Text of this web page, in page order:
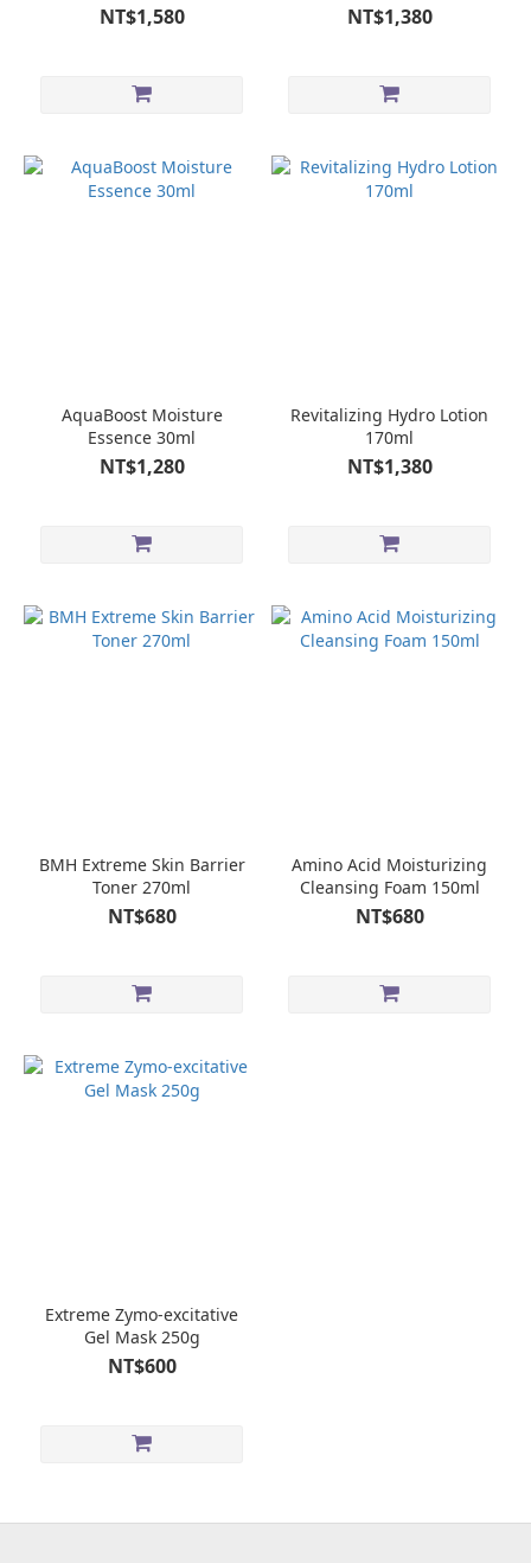
NT$1,580 NT$1,380
AquaBoost Moisture
Essence 30ml
NT$1,280
Revitalizing Hydro Lotion
170ml
NT$1,380
BMH Extreme Skin Barrier
Toner 270ml
NT$680
Amino Acid Moisturizing
Cleansing Foam 150ml
NT$680
Extreme Zymo-excitative
Gel Mask 250g
NT$600